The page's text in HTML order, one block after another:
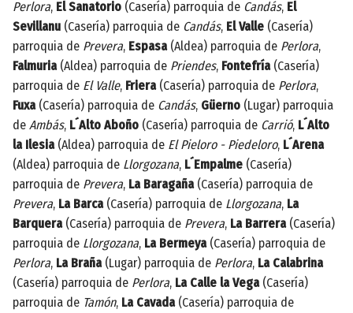
Perlora, El Sanatorio (Casería) parroquia de Candás, El
Sevillanu (Casería) parroquia de Candás, El Valle (Casería)
parroquia de Prevera, Espasa(Aldea) parroquia de Perlora,
Falmuria(Aldea) parroquia de Priendes, Fontefría(Casería)
parroquia de El Valle, Friera(Casería) parroquia de Perlora,
Fuxa(Casería) parroquia de Candás, Güerno (Lugar) parroquia
de Ambás, L´Alto Aboño (Casería) parroquia de Carrió, L´Alto
la Ilesia(Aldea) parroquia de El Pieloro - Piedeloro, L´Arena
(Aldea) parroquia de Llorgozana, L´Empalme (Casería)
parroquia de Prevera, La Baragaña(Casería) parroquia de
Prevera, La Barca(Casería) parroquia de Llorgozana, La
Barquera(Casería) parroquia de Prevera, La Barrera(Casería)
parroquia de Llorgozana, La Bermeya(Casería) parroquia de
Perlora, La Braña(Lugar) parroquia de Perlora, La Calabrina
(Casería) parroquia de Perlora, La Calle la Vega(Casería)
parroquia de Tamón, La Cavada(Casería) parroquia de